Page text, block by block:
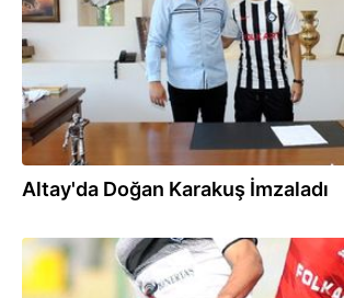
Altay'da Doğan Karakuş İmzaladı
05.09.2017